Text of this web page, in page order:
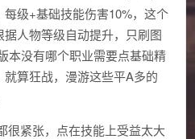
级+基础技能伤害10%，这个
人物等级自动提升，只刷图
本没有哪个职业需要点基础精
算狂战，漫游这些平A多的
很紧张，点在技能上受益太大